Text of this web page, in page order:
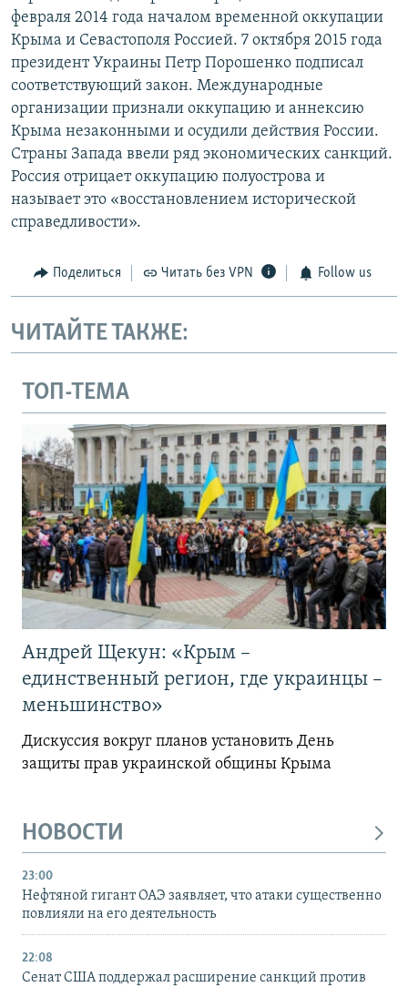
февраля 2014 года началом временной оккупации
Крыма и Севастополя Россией. 7 октября 2015 года
президент Украины Петр Порошенко подписал
соответствующий закон. Международные
организации признали оккупацию и аннексию
Крыма незаконными и осудили действия России.
Страны Запада ввели ряд экономических санкций.
Россия отрицает оккупацию полуострова и
называет это «восстановлением исторической
справедливости».
Поделиться Читать без VPN Follow us
ЧИТАЙТЕ ТАКЖЕ:
ТОП-ТЕМА
Андрей Щекун: «Крым –
единственный регион, где украинцы –
меньшинство»
Дискуссия вокруг планов установить День
защиты прав украинской общины Крыма
НОВОСТИ
23:00
Нефтяной гигант ОАЭ заявляет, что атаки существенно
повлияли на его деятельность
22:08
Сенат США поддержал расширение санкций против